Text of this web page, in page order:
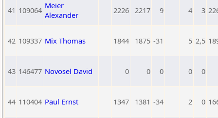
41 109064 Meier
Alexander
2226 2217 9 4 3
42 109337 Mix Thomas 1844 1875 -31 5 2,5
43 146477 Novosel David 0 0 0 0 0
44 110404 Paul Ernst 1347 1381 -34 2 0